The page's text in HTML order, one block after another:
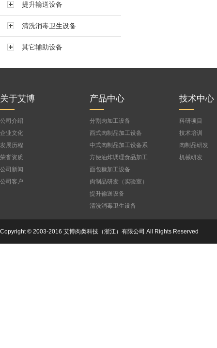
真空搅拌机BVBJ-150F
真空搅拌机BVBJ-300FS
真空搅拌机BVBJ-300
真空搅拌机BVBJ-500
真空搅拌机BVBJ-1500
提升输送设备
清洗消毒卫生设备
其它辅助设备
关于艾博
公司介绍
企业文化
发展历程
荣誉资质
公司新闻
公司客户
产品中心
分割肉加工设备
西式肉制品加工设备
中式肉制品加工设备系
列
方便油炸调理食品加工
设备
面包糠加工设备
肉制品研发（实验室）
设备
提升输送设备
清洗消毒卫生设备
技术中心
科研项目
技术培训
肉制品研发
机械研发
Copyright © 2003-2016 艾博肉类科技（浙江）有限公司 All Rights Reserved